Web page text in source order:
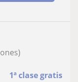
1ª clase gratis